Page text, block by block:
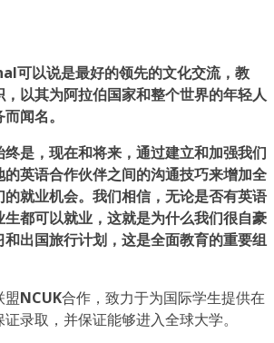
以说是最好的领先的文化交流，教
以其为阿拉伯国家和整个世界的年轻人
闻名。
是，现在和将来，通过建立和加强我们
英语合作伙伴之间的沟通技巧来增加全
就业机会。我们相信，无论是否有英语
都可以就业，这就是为什么我们很自豪
出国旅行计划，这是全面教育的重要组
盟NCUK合作，致力于为国际学生提供在
录取，并保证能够进入全球大学。